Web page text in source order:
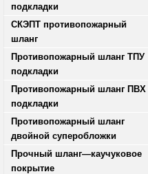
подкладки
СКЭПТ противопожарный
шланг
Противопожарный шланг ТПУ
подкладки
Противопожарный шланг ПВХ
подкладки
Противопожарный шланг
двойной суперобложки
Прочный шланг—каучуковое
покрытие